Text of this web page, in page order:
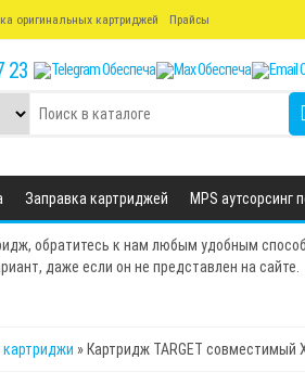
оригинальных картриджей Прайсы
23
Заправка картриджей MPS аутсорсинг
обратитесь к нам любым удобным
даже если он не представлен на сайте.
» Картридж TARGET совместимый